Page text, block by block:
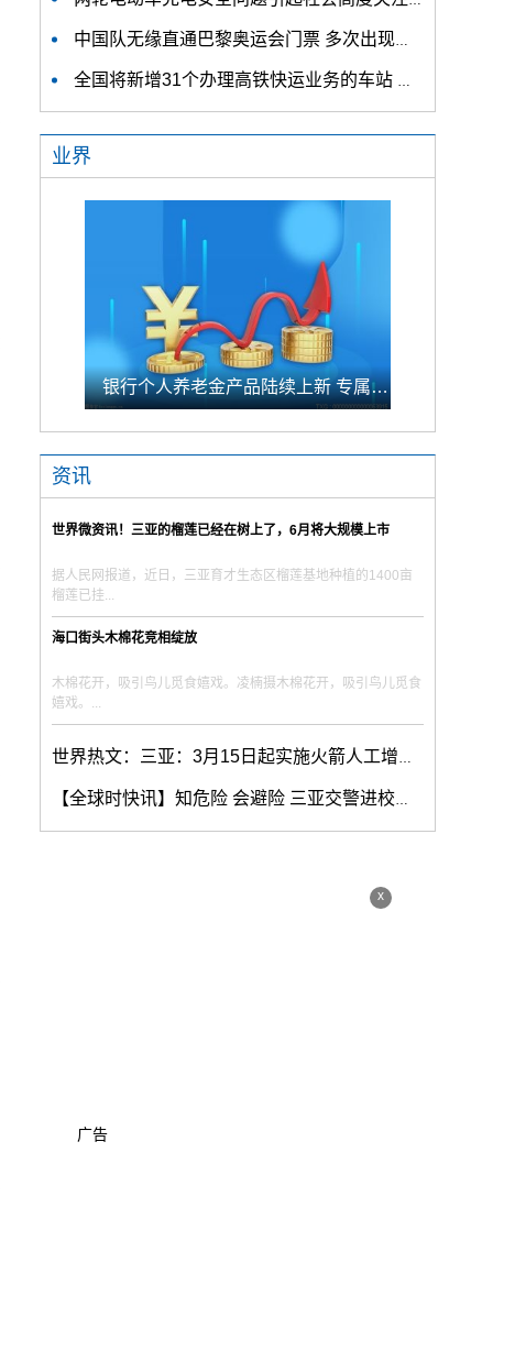
中国队无缘直通巴黎奥运会门票 多次出现失误平衡木唐茜靖、罗蕊掉木
全国将新增31个办理高铁快运业务的车站 高铁快运车站将达280个
业界
银行个人养老金产品陆续上新 专属储蓄期限偏1年至5年的中长期
资讯
世界微资讯！三亚的榴莲已经在树上了，6月将大规模上市
据人民网报道，近日，三亚育才生态区榴莲基地种植的1400亩
榴莲已挂...
海口街头木棉花竞相绽放
木棉花开，吸引鸟儿觅食嬉戏。凌楠摄木棉花开，吸引鸟儿觅食
嬉戏。...
世界热文：三亚：3月15日起实施火箭人工增雨作业
【全球时快讯】知危险 会避险 三亚交警进校园，交通安全“驻”心间｜春季守护行动
x
广告